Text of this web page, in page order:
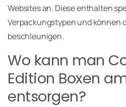
Websites an. Diese enthalten
Verpackungstypen und können
beschleunigen.
Wo kann man
Edition Boxen
entsorgen?